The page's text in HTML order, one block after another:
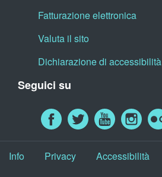
Fatturazione elettronica
Valuta il sito
Dichiarazione di accessibilità
Seguici su
Info Privacy Accessibilità